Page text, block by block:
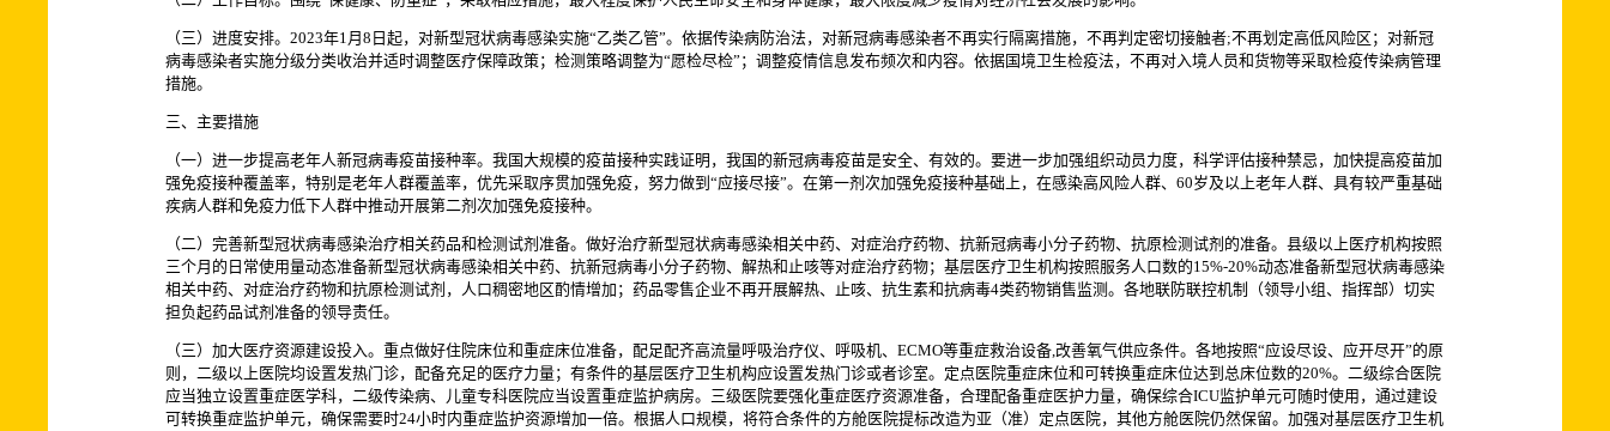
（三）进度安排。2023年1月8日起，对新型冠状病毒感染实施“乙类乙管”。依据传染病防治法，对新冠病毒感染者不再实行隔离措施，不再判定密切接触者;不再划定高低风险区；对新冠
病毒感染者实施分级分类收治并适时调整医疗保障政策；检测策略调整为“愿检尽检”；调整疫情信息发布频次和内容。依据国境卫生检疫法，不再对入境人员和货物等采取检疫传染病管理
措施。
三、主要措施
（一）进一步提高老年人新冠病毒疫苗接种率。我国大规模的疫苗接种实践证明，我国的新冠病毒疫苗是安全、有效的。要进一步加强组织动员力度，科学评估接种禁忌，加快提高疫苗加
强免疫接种覆盖率，特别是老年人群覆盖率，优先采取序贯加强免疫，努力做到“应接尽接”。在第一剂次加强免疫接种基础上，在感染高风险人群、60岁及以上老年人群、具有较严重基础
疾病人群和免疫力低下人群中推动开展第二剂次加强免疫接种。
（二）完善新型冠状病毒感染治疗相关药品和检测试剂准备。做好治疗新型冠状病毒感染相关中药、对症治疗药物、抗新冠病毒小分子药物、抗原检测试剂的准备。县级以上医疗机构按照
三个月的日常使用量动态准备新型冠状病毒感染相关中药、抗新冠病毒小分子药物、解热和止咳等对症治疗药物；基层医疗卫生机构按照服务人口数的15%-20%动态准备新型冠状病毒感染
相关中药、对症治疗药物和抗原检测试剂，人口稠密地区酌情增加；药品零售企业不再开展解热、止咳、抗生素和抗病毒4类药物销售监测。各地联防联控机制（领导小组、指挥部）切实
担负起药品试剂准备的领导责任。
（三）加大医疗资源建设投入。重点做好住院床位和重症床位准备，配足配齐高流量呼吸治疗仪、呼吸机、ECMO等重症救治设备,改善氧气供应条件。各地按照“应设尽设、应开尽开”的原
则，二级以上医院均设置发热门诊，配备充足的医疗力量；有条件的基层医疗卫生机构应设置发热门诊或者诊室。定点医院重症床位和可转换重症床位达到总床位数的20%。二级综合医院
应当独立设置重症医学科，二级传染病、儿童专科医院应当设置重症监护病房。三级医院要强化重症医疗资源准备，合理配备重症医护力量，确保综合ICU监护单元可随时使用，通过建设
可转换重症监护单元，确保需要时24小时内重症监护资源增加一倍。根据人口规模，将符合条件的方舱医院提标改造为亚（准）定点医院，其他方舱医院仍然保留。加强对基层医疗卫生机